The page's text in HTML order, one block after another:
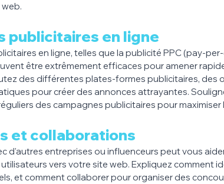
publicitaires en ligne
en ligne, telles que la publicité PPC (pay-
être extrêmement efficaces pour amener
des différentes plates-formes publicitaires, des
pour créer des annonces attrayantes.
des campagnes publicitaires pour maximiser
et collaborations
d'autres entreprises ou influenceurs peut vous
vers votre site web. Expliquez comment
et comment collaborer pour organiser des